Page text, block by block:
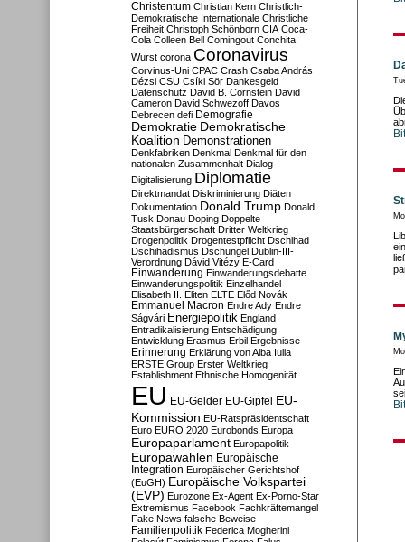
Christentum Christian Kern Christlich-
Demokratische Internationale Christliche
Freiheit Christoph Schönborn CIA Coca-
Cola Colleen Bell Comingout Conchita
Wurst corona Coronavirus
Corvinus-Uni CPAC Crash Csaba András
Dézsi CSU Csíki Sör Dankesgeld
Datenschutz David B. Cornstein David
Cameron David Schwezoff Davos
Debrecen defi Demografie
Demokratie Demokratische
Koalition Demonstrationen
Denkfabriken Denkmal Denkmal für den
nationalen Zusammenhalt Dialog
Digitalisierung Diplomatie
Direktmandat Diskriminierung Diäten
Dokumentation Donald Trump Donald
Tusk Donau Doping Doppelte
Staatsbürgerschaft Dritter Weltkrieg
Drogenpolitik Drogentestpflicht Dschihad
Dschihadismus Dschungel Dublin-III-
Verordnung Dávid Vitézy E-Card
Einwanderung Einwanderungsdebatte
Einwanderungspolitik Einzelhandel
Elisabeth II. Eliten ELTE Előd Novák
Emmanuel Macron Endre Ady Endre
Ságvári Energiepolitik England
Entradikalisierung Entschädigung
Entwicklung Erasmus Erbil Ergebnisse
Erinnerung Erklärung von Alba Iulia
ERSTE Group Erster Weltkrieg
Establishment Ethnische Homogenität
EU EU-Gelder EU-Gipfel EU-
Kommission EU-Ratspräsidentschaft
Euro EURO 2020 Eurobonds Europa
Europaparlament Europapolitik
Europawahlen Europäische
Integration Europäischer Gerichtshof
(EuGH) Europäische Volkspartei
(EVP) Eurozone Ex-Agent Ex-Porno-Star
Extremismus Facebook Fachkräftemangel
Fake News falsche Beweise
Familienpolitik Federica Mogherini